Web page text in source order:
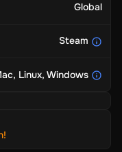
Global
Steam
, Linux, Windows